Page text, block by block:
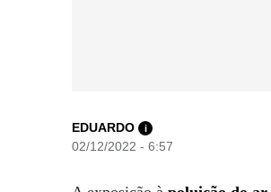
EDUARDO i
02/12/2022 - 6:57